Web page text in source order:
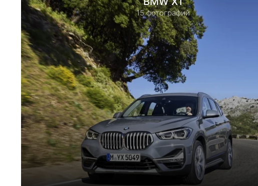
15 фотографий